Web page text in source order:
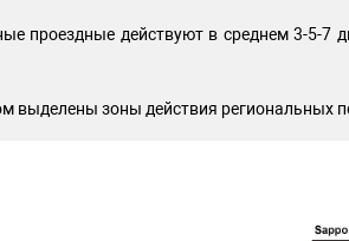
проездные действуют в среднем 3-5-7
выделены зоны действия региональных